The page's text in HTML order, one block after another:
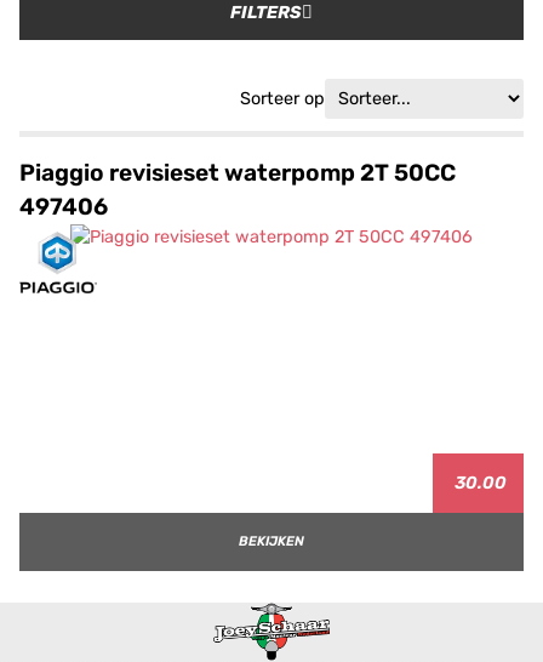
FILTERS
Sorteer op
Piaggio revisieset waterpomp 2T 50CC
497406
30.00
BEKIJKEN